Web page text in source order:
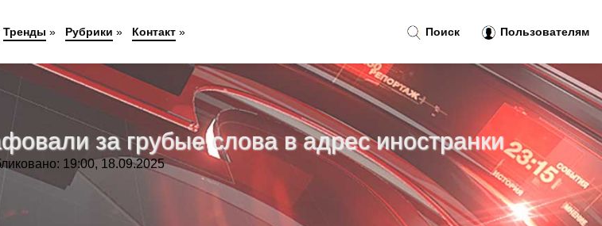
за грубые слова в адрес иностранки
19:00, 18.09.2025
Поиск Пользователям
Тренды » Рубрики » Контакт»